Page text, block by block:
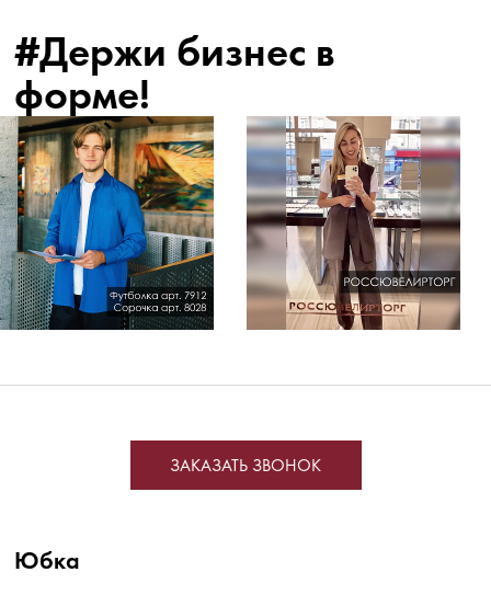
#Держи бизнес в
форме!
ЗАКАЗАТЬ ЗВОНОК
Юбка